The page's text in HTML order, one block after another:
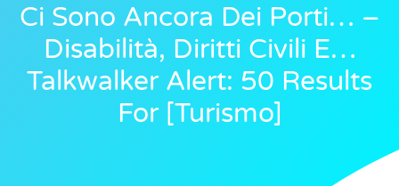
Ci Sono Ancora Dei Porti… –
Disabilità, Diritti Civili E…
Talkwalker Alert: 50 Results
For [turismo]